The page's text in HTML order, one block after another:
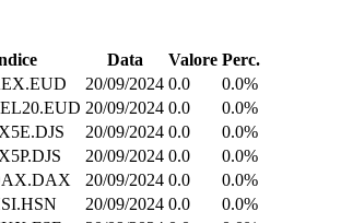
Data Valore Perc.
20/09/2024 0.0
0.0%
20/09/2024 0.0
0.0%
20/09/2024 0.0
0.0%
20/09/2024 0.0
0.0%
20/09/2024 0.0
0.0%
20/09/2024 0.0
0.0%